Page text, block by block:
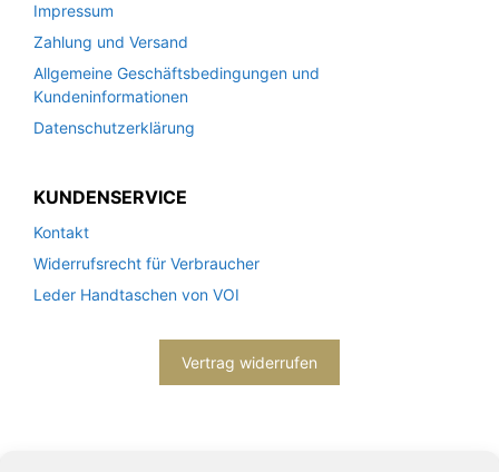
Impressum
Zahlung und Versand
Allgemeine Geschäftsbedingungen und
Kundeninformationen
Datenschutzerklärung
KUNDENSERVICE
Kontakt
Widerrufsrecht für Verbraucher
Leder Handtaschen von VOI
Vertrag widerrufen